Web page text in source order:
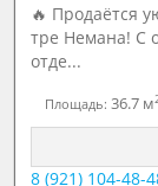
🔥 Продаётся
тре Немана! С
отде...
Площадь:36.7 м
8 (921) 104-48-